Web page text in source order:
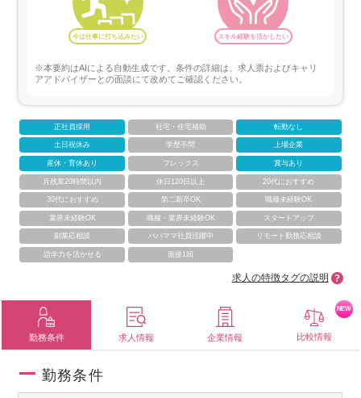
今は仕事に打ち込みたい スキル経験を活かしたい
※本要約はAIによる自動生成です。条件の詳細は、求人票およびキャリ
アアドバイザーとの面談にて改めてご確認ください。
正社員採用 社宅・住宅補助 転勤なし
土日祝休み 学歴不問 上場企業
産休・育休あり フレックス 賞与あり
月残業20時間以内 休日120日以上 20代におすすめ
30代におすすめ 第二新卒OK 職種未経験OK
業界未経験OK 職種・業界未経験OK スタートアップ
副業応相談 パパママ社員活躍中 リモート勤務応相談
語学力を活かせる 面接1回
求人の特徴タグの説明
勤務条件 求人情報 企業情報 比較情報
NEW
勤務条件